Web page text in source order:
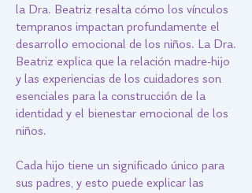
la Dra. Beatriz resalta cómo los vínculos
tempranos impactan profundamente el
desarrollo emocional de los niños. La Dra.
Beatriz explica que la relación madre-hijo
y las experiencias de los cuidadores son
esenciales para la construcción de la
identidad y el bienestar emocional de los
niños.
Cada hijo tiene un significado único para
sus padres, y esto puede explicar las